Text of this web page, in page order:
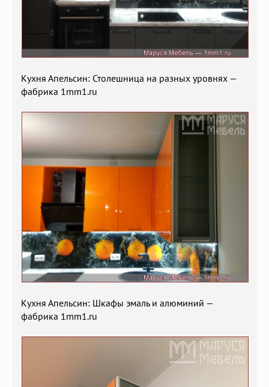
Кухня Апельсин: Столешница на разных уровнях —
фабрика 1mm1.ru
Кухня Апельсин: Шкафы эмаль и алюминий —
фабрика 1mm1.ru